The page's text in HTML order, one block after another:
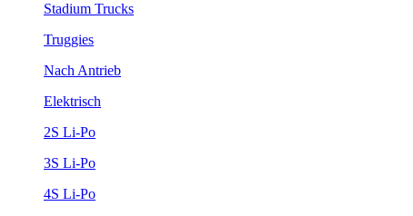
Stadium Trucks
Truggies
Nach Antrieb
Elektrisch
2S Li-Po
3S Li-Po
4S Li-Po